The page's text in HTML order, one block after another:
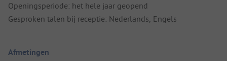
Openingsperiode: het hele jaar geopend
Gesproken talen bij receptie: Nederlands, Engels
Afmetingen